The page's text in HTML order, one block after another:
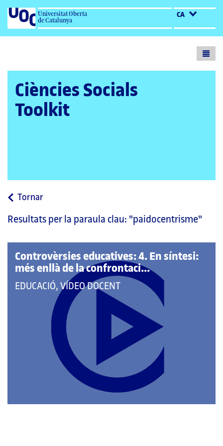
Universitat Oberta
de Catalunya
CA
Ciències Socials
Toolkit
Tornara
pàgina
Resultats per la paraula clau: "paidocentrisme"
Controvèrsies educatives: 4. En síntesi:
més enllà de la confrontaci...
QUE
CATEGORIES:
EDUCACIÓ, VÍDEO DOCENT